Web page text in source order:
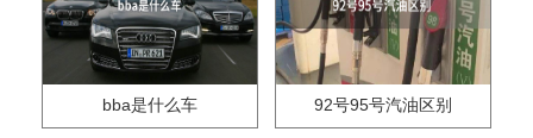
bba是什么车 92号95号汽油区别